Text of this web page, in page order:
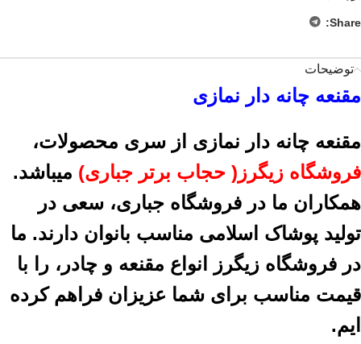
Share:
توضیحات
مقنعه چانه دار نمازی
مقنعه چانه دار نمازی از سری محصولات،
فروشگاه زیگرز( حجاب برتر جباری) میباشد.
همکاران ما در فروشگاه جباری، سعی در
تولید پوشاک اسلامی مناسب بانوان دارند. ما
در فروشگاه زیگرز انواع مقنعه و چادر، را با
قیمت مناسب برای شما عزیزان فراهم کرده
ایم.